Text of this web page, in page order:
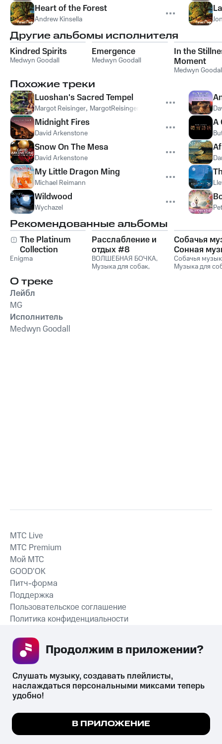
Heart of the Forest
Andrew Kinsella
Другие альбомы исполнителя
Kindred Spirits
Medwyn Goodall
Emergence
Medwyn Goodall
In the
Moment
Medwyn
Похожие треки
Luoshan's Sacred Tempel
Margot Reisinger, MargotReisinger JamesNyorakuSchlefer
Midnight Fires
David Arkenstone
Snow On The Mesa
David Arkenstone
My Little Dragon Ming
Michael Reimann
Wildwood
Wychazel
A
Рекомендованные альбомы
The Platinum
Collection
Enigma
Расслабление и
отдых #8
ВОЛШЕБНАЯ БОЧКА,
Музыка для собак,
Собачья
Сонная
для собак и
музыка для
Собачья
Музыка для
О треке
Лейбл
MG
Исполнитель
Medwyn Goodall
СКАЧАТЬ ПРИЛОЖЕНИЕ
MTС Live
MTС Premium
Мой МТС
GOOD’OK
Питч-форма
Поддержка
Пользовательское соглашение
Политика конфиденциальности
психотропных веществ, их аналогов причиняет вред здоровью,
их незаконный оборот запрещён и влечёт установленную
законодательством ответственность.
Мы используем куки, чтобы на сайте все
Подробнее
Слушать музыку, создавать плейлисты,
наслаждаться персональными миксами теперь
удобно!
В ПРИЛОЖЕНИЕ